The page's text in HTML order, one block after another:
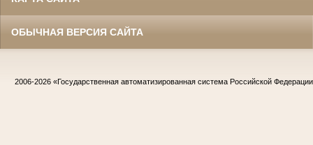
ОБЫЧНАЯ ВЕРСИЯ САЙТА
2006-2026 «Государственная автоматизированная система Российской